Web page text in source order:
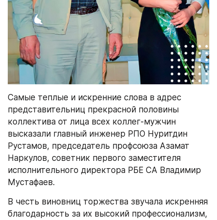
Самые теплые и искренние слова в адрес
представительниц прекрасной половины
коллектива от лица всех коллег-мужчин
высказали главный инженер РПО Нуритдин
Рустамов, председатель профсоюза Азамат
Наркулов, советник первого заместителя
исполнительного директора РБЕ СА Владимир
Мустафаев.
В честь виновниц торжества звучала искренняя
благодарность за их высокий профессионализм,